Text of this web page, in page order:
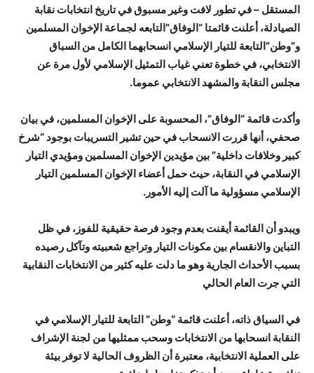
المستقل – في تطور لافت وغير مسبوق في تاريخ انتخابات نقابة
الصيادلة، أعلنت قائمتا “الوفاق”التابعه لجماعة الإخوان المسلمين
و”وطن”التابعة للتيار الإسلامي انسحابهما الكامل من السباق
الانتخابي، في خطوة تعني غياب التمثيل الإسلامي لأول مرة عن
مجلس النقابة والمشهد الانتخابي عموما.
وأكدت قائمة “الوفاق”، المحسوبة على الإخوان المسلمين، في بيان
صحفي، أنها قررت الانسحاب في حين تشير التسريبات بوجود “شرخ
كبير وخلافات داخلية” بين مؤيدين الإخوان المسلمين ومؤيدي التيار
الإسلامي في النقابة، حيث حمل أعضاء الإخوان المسلمين التيار
الإسلامي مسؤولية ما آلت إليه الأمور.
ويبدو أن القائمة أيقنت بعدم وجود فرصة حقيقية للفوز، في ظل
التباين والانقسام بين مكونات التيار وتراجع شعبيته وتآكل رصيده
بسبب الأحداث الجارية وهو ما دلت عليه كثير من الانتخابات النقابية
التي جرت العام الحالي
في السياق ذاته، أعلنت قائمة “وطن” التابعة للتيار الإسلامي في
النقابة انسحابها من الانتخابات وسحب ممثليها من لجنة الإشراف
على العملية الانتخابية، معتبرة أن الظروف الحالية لا توفر بيئة